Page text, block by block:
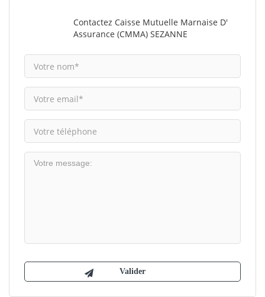
Contactez Caisse Mutuelle Marnaise D'
Assurance (CMMA) SEZANNE